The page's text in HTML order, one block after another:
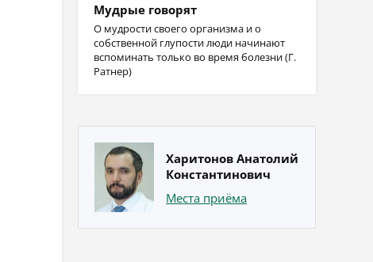
Мудрые говорят
О мудрости своего организма и о
собственной глупости люди начинают
вспоминать только во время болезни (Г.
Ратнер)
Харитонов Анатолий
Константинович
Места приёма